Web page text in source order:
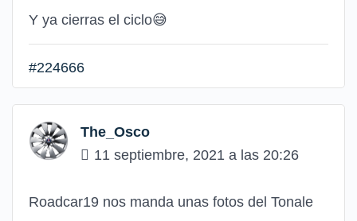
Y ya cierras el ciclo😅
#224666
The_Osco
11 septiembre, 2021 a las 20:26
Roadcar19 nos manda unas fotos del Tonale